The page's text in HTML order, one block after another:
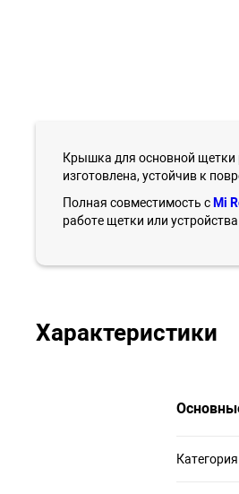
Крышка для основной щетки
изготовлена, устойчив к
Полная совместимость с Mi
работе щетки или
Характеристики